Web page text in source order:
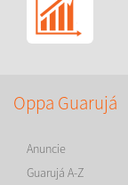
Oppa Guarujá
Anuncie
Guarujá A-Z